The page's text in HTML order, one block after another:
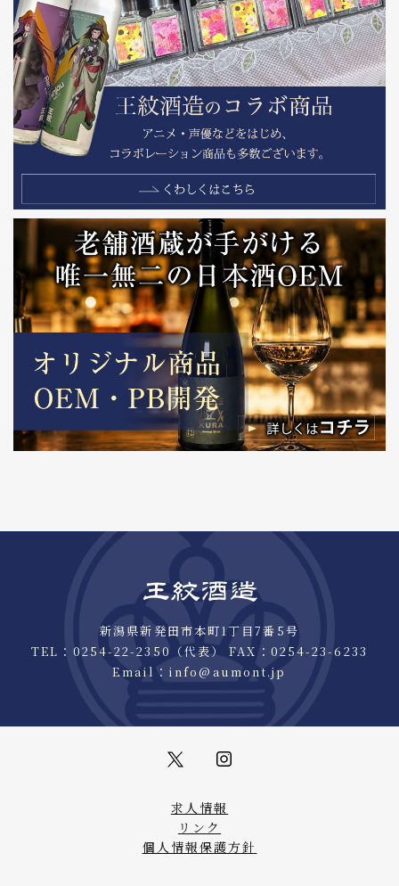
新潟県新発田市本町1丁目7番5号
TEL： 0254-22-2350 （代表） FAX：0254-23-6233
Email： info@aumont.jp
求人情報
リンク
個人情報保護方針